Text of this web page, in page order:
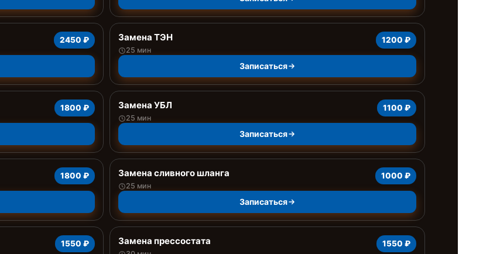
2450 ₽ Замена ТЭН
25 мин
1200 ₽
Записаться
1800 ₽ Замена УБЛ
25 мин
1100 ₽
Записаться
1800 ₽ Замена сливного шланга
25 мин
1000 ₽
Записаться
1550 ₽ Замена прессостата 1550 ₽